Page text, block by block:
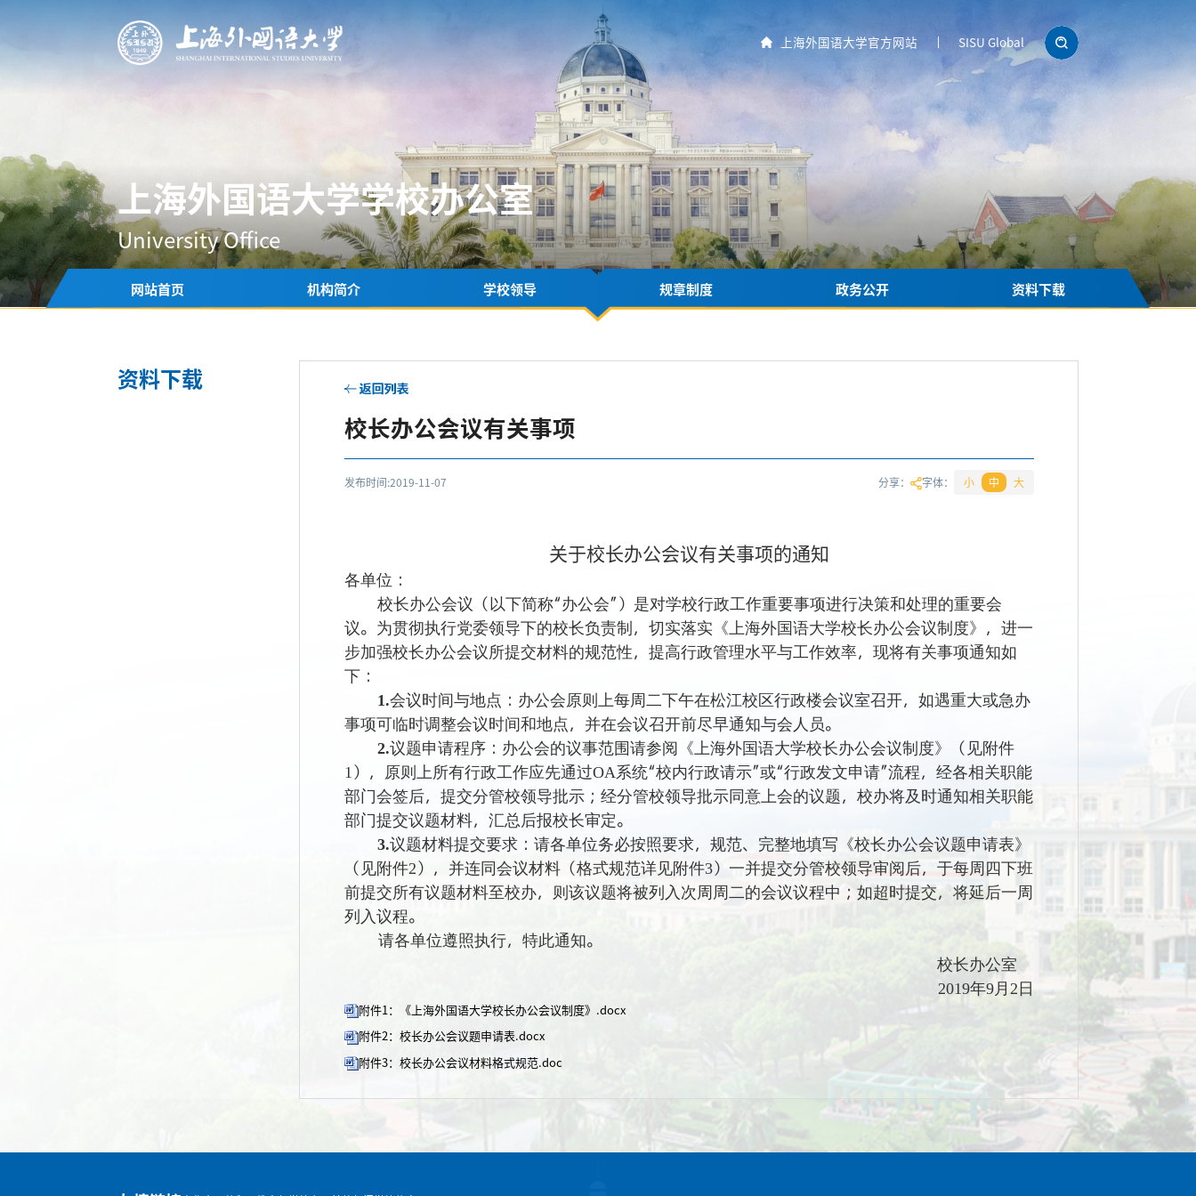
上海外国语大学官方网站 SISU Global
上海外国语大学学校办公室
University Office
网站首页 机构简介 学校领导 规章制度 政务公开 资料下载
资料下载
校长办公会议有关事项
发布时间:2019-11-07 分享： 字体： 小 中 大
关于校长办公会议有关事项的通知
各单位：
校长办公会议（以下简称“办公会”）是对学校行政工作重要事项进行决策和处理的重要会
议。为贯彻执行党委领导下的校长负责制，切实落实《上海外国语大学校长办公会议制度》，进一
步加强校长办公会议所提交材料的规范性，提高行政管理水平与工作效率，现将有关事项通知如
下：
1.会议时间与地点： 办公会原则上每周二下午在松江校区行政楼会议室召开，如遇重大或急办
事项可临时调整会议时间和地点，并在会议召开前尽早通知与会人员。
2.议题申请程序： 办公会的议事范围请参阅《上海外国语大学校长办公会议制度》（见附件
1 ），原则上所有行政工作应先通过OA系统“校内行政请示”或“行政发文申请”流程，经各相关职能
部门会签后，提交分管校领导批示；经分管校领导批示同意上会的议题，校办将及时通知相关职能
部门提交议题材料，汇总后报校长审定。
3.议题材料提交要求： 请各单位务必按照要求，规范、完整地填写《校长办公会议题申请表》
（见附件2 ），并连同会议材料（格式规范详见附件3）一并提交分管校领导审阅后，于每周四下班
前提交所有议题材料至校办，则该议题将被列入次周周二的会议议程中；如超时提交，将延后一周
列入议程。
请各单位遵照执行，特此通知。
校长办公室
2019年9月 2日
附件1：《上海外国语大学校长办公会议制度》.docx
附件2：校长办公会议题申请表.docx
附件3：校长办公会议材料格式规范.doc